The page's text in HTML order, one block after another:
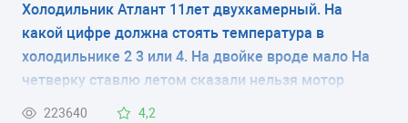
электронное
КОЛИЧЕСТВО КАМЕР
2
Холодильник Атлант 11лет двухкамерный. На
какой цифре должна стоять температура в
холодильнике 2 3 или 4. На двойке вроде мало На
четверку ставлю летом сказали нельзя мотор
испортится
223640 4,2